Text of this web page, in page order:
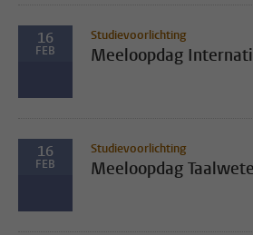
16
FEB
Studievoorlichting
Meeloopdag
16
FEB
Studievoorlichting
Meeloopdag